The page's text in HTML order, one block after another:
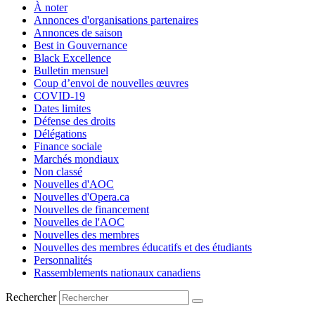
À noter
Annonces d'organisations partenaires
Annonces de saison
Best in Gouvernance
Black Excellence
Bulletin mensuel
Coup d’envoi de nouvelles œuvres
COVID-19
Dates limites
Défense des droits
Délégations
Finance sociale
Marchés mondiaux
Non classé
Nouvelles d'AOC
Nouvelles d'Opera.ca
Nouvelles de financement
Nouvelles de l'AOC
Nouvelles des membres
Nouvelles des membres éducatifs et des étudiants
Personnalités
Rassemblements nationaux canadiens
Rechercher